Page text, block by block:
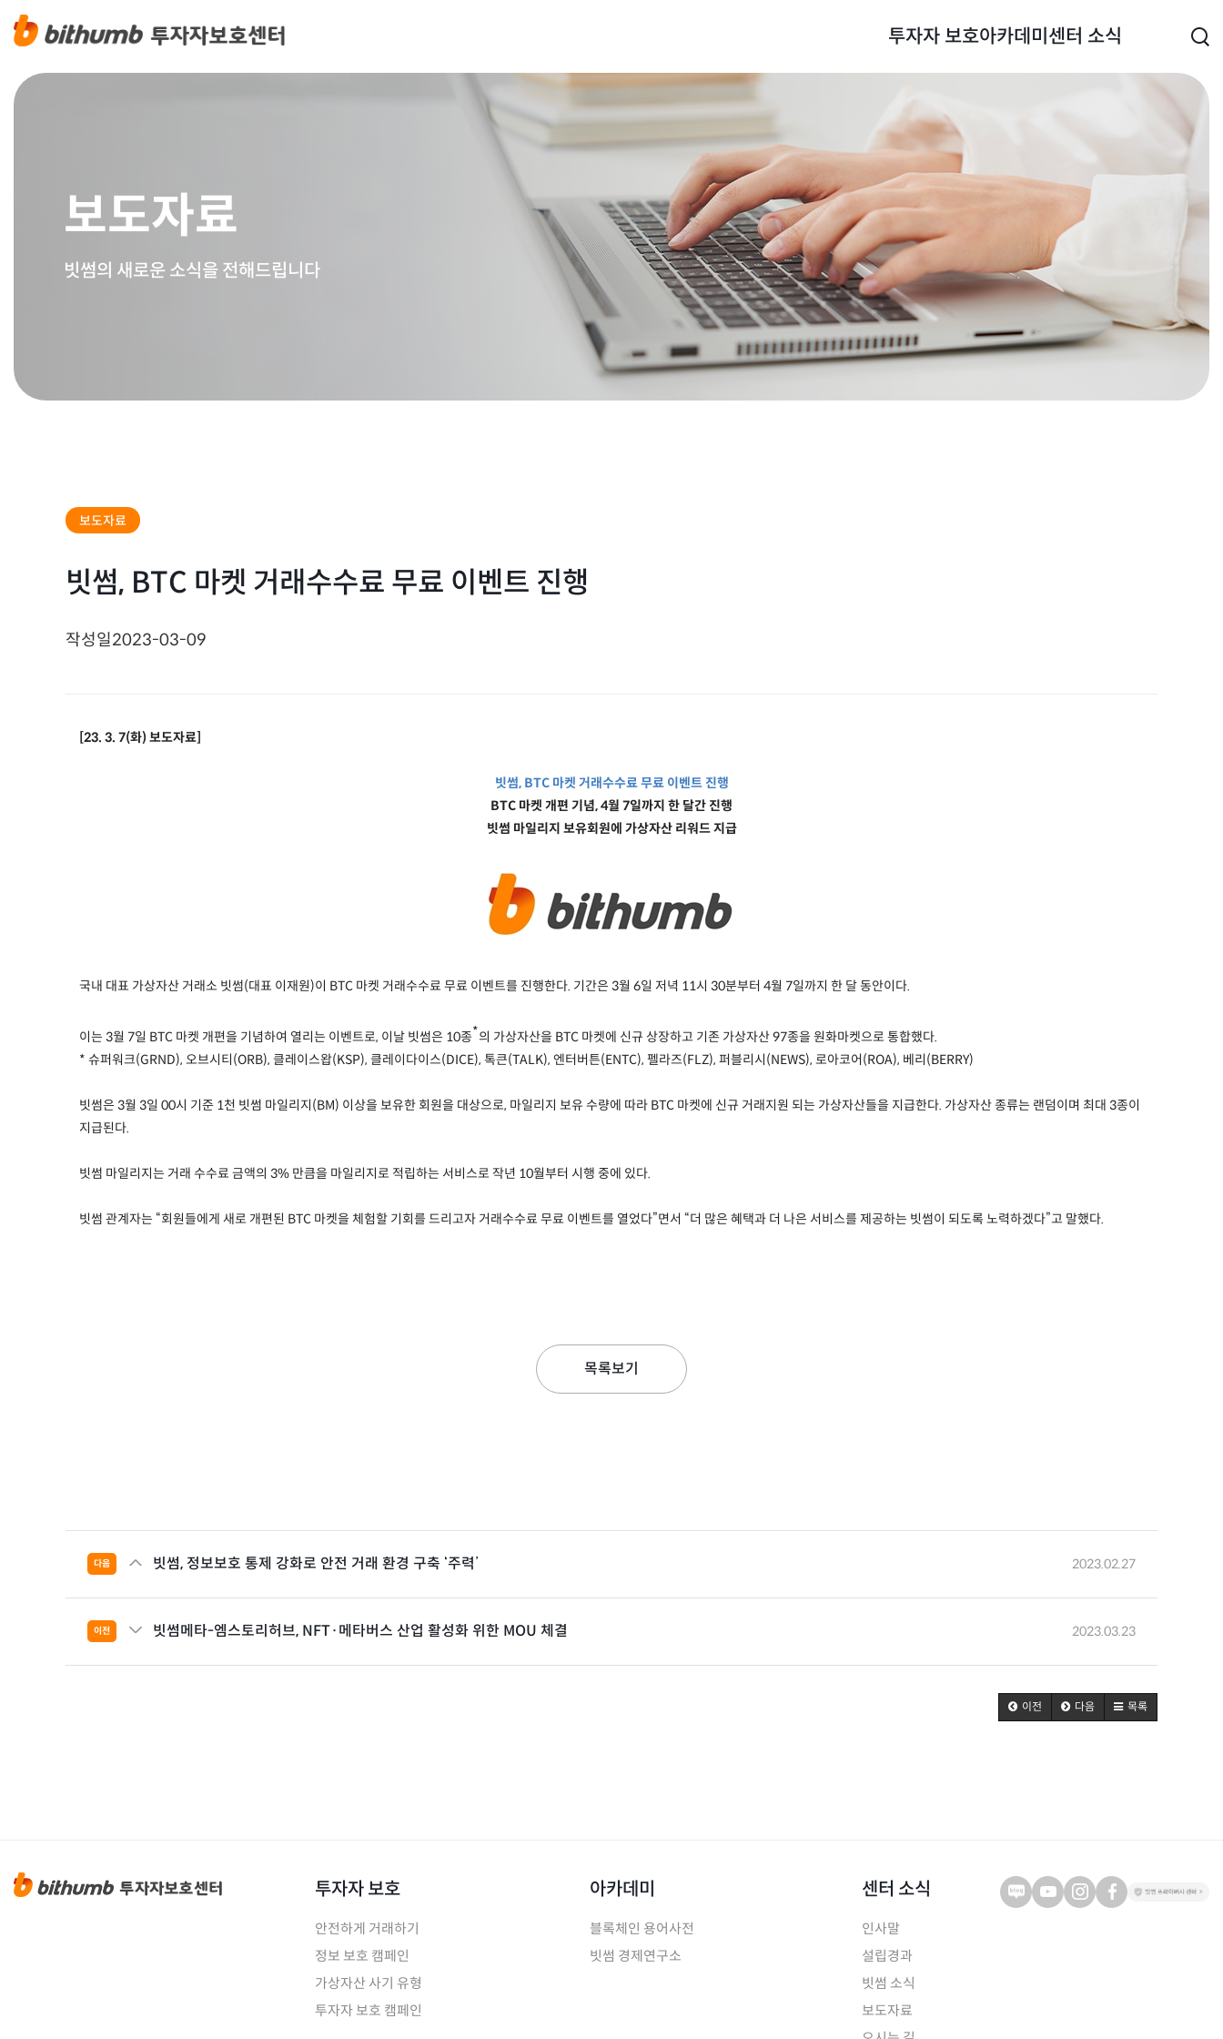
투자자 보호아카데미 센터 소식
보도자료
빗썸의 새로운 소식을 전해드립니다
보도자료
빗썸, BTC 마켓 거래수수료 무료 이벤트 진행
작성일2023-03-09
[23. 3. 7(화) 보도자료]
빗썸, BTC 마켓 거래수수료 무료 이벤트 진행
BTC 마켓 개편 기념, 4월 7일까지 한 달간 진행
빗썸 마일리지 보유회원에 가상자산 리워드 지급
국내 대표 가상자산 거래소 빗썸(대표 이재원)이 BTC 마켓 거래수수료 무료 이벤트를 진행한다. 기간은 3월 6일 저녁 11시 30분부터 4월 7일까지 한 달 동안이다.
이는 3월 7일 BTC 마켓 개편을 기념하여 열리는 이벤트로, 이날 빗썸은 10종*의 가상자산을 BTC 마켓에 신규 상장하고 기존 가상자산97종을 원화마켓으로 통합했다.
* 슈퍼워크(GRND), 오브시티(ORB), 클레이스왑(KSP), 클레이다이스(DICE), 톡큰(TALK), 엔터버튼(ENTC), 펠라즈(FLZ), 퍼블리시(NEWS), 로아코어(ROA), 베리(BERRY)
빗썸은 3월 3일 00시 기준 1천 빗썸 마일리지(BM) 이상을 보유한 회원을 대상으로, 마일리지 보유 수량에 따라 BTC 마켓에 신규 거래지원 되는 가상자산들을 지급한다. 가상자산 종류는 랜덤이며 최대 3종이
지급된다.
빗썸 마일리지는 거래 수수료 금액의 3% 만큼을 마일리지로 적립하는 서비스로 작년 10월부터 시행 중에 있다.
빗썸 관계자는 “회원들에게 새로 개편된 BTC 마켓을 체험할 기회를 드리고자 거래수수료 무료 이벤트를 열었다”면서 “더 많은 혜택과 더 나은 서비스를 제공하는 빗썸이 되도록 노력하겠다”고 말했다.
목록보기
다음 빗썸, 정보보호 통제 강화로 안전 거래 환경 구축 ‘주력’ 2023.02.27
이전 빗썸메타-엠스토리허브, NFT·메타버스 산업 활성화 위한 MOU 체결 2023.03.23
이전 다음 목록
투자자 보호
안전하게 거래하기
정보 보호 캠페인
가상자산 사기 유형
투자자 보호 캠페인
아카데미
블록체인 용어사전
빗썸 경제연구소
센터 소식
인사말
설립경과
빗썸 소식
보도자료